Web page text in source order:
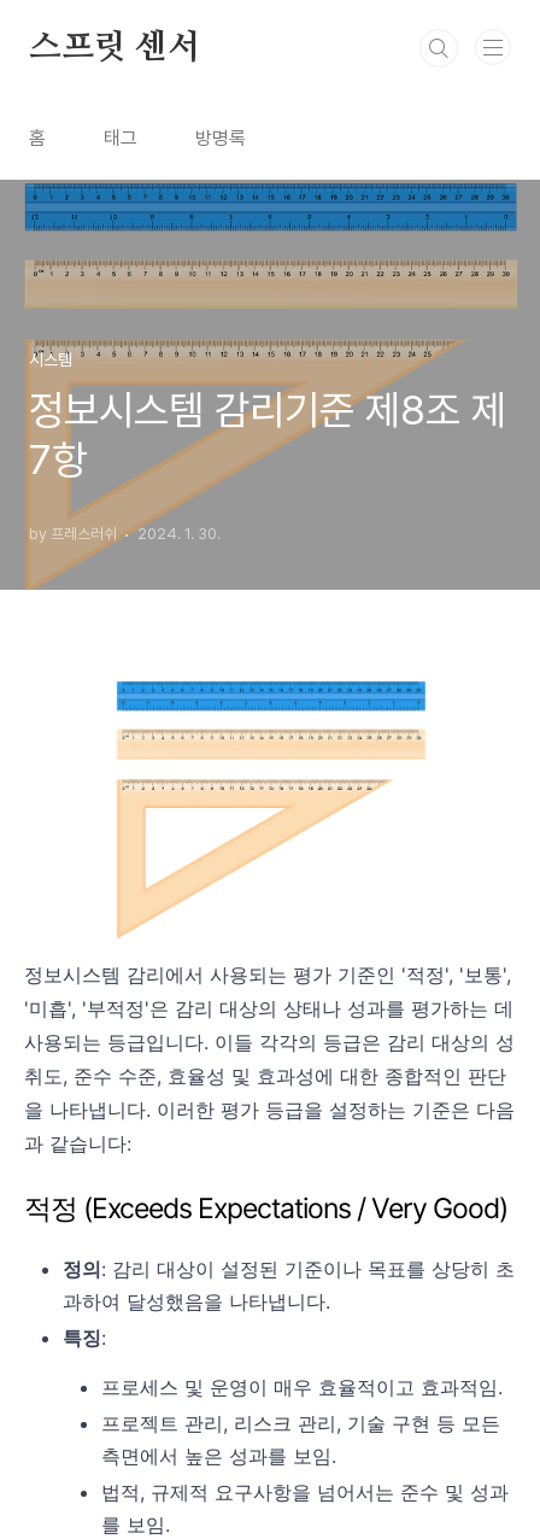
스프릿 센서
홈 태그 방명록
시스템
정보시스템 감리기준 제8조 제
7항
by 프레스러쉬 2024. 1. 30.
정보시스템 감리에서 사용되는 평가 기준인 '적정', '보통',
'미흡', '부적정'은 감리 대상의 상태나 성과를 평가하는 데
사용되는 등급입니다. 이들 각각의 등급은 감리 대상의 성
취도, 준수 수준, 효율성 및 효과성에 대한 종합적인 판단
을 나타냅니다. 이러한 평가 등급을 설정하는 기준은 다음
과 같습니다:
적정 (Exceeds Expectations / Very Good)
정의: 감리 대상이 설정된 기준이나 목표를 상당히 초
과하여 달성했음을 나타냅니다.
특징:
프로세스 및 운영이 매우 효율적이고 효과적임.
프로젝트 관리, 리스크 관리, 기술 구현 등 모든
측면에서 높은 성과를 보임.
법적, 규제적 요구사항을 넘어서는 준수 및 성과
를 보임.